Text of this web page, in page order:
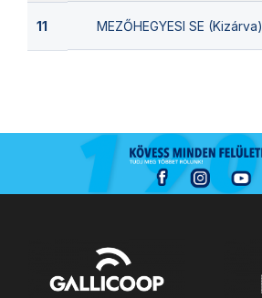
11 MEZŐHEGYESI SE (Kizárva)